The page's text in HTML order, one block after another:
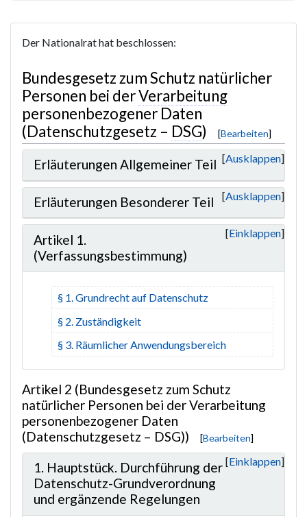
Der Nationalrat hat beschlossen:
Bundesgesetz zum Schutz natürlicher
Personen bei derVerarbeitung
personenbezogener Daten
(Datenschutzgesetz – DSG) [Bearbeiten]
Ausklappen
Erläuterungen Allgemeiner Teil
Ausklappen
Erläuterungen Besonderer Teil
Einklappen
Artikel 1.
(Verfassungsbestimmung)
§ 1. Grundrecht auf Datenschutz
§ 2. Zuständigkeit
§ 3. Räumlicher Anwendungsbereich
Artikel 2 (Bundesgesetz zum Schutz
natürlicher Personen bei der Verarbeitung
personenbezogener Daten
(Datenschutzgesetz – DSG))
[Bearbeiten]
Einklappen
1. Hauptstück. Durchführung der
Datenschutz-Grundverordnung
und ergänzende Regelungen